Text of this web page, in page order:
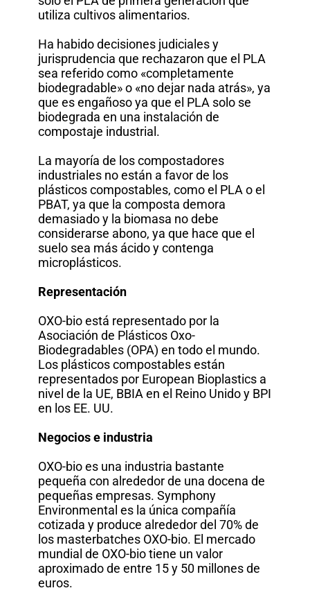
utiliza cultivos alimentarios.
Ha habido decisiones judiciales y
jurisprudencia que rechazaron que el PLA
sea referido como «completamente
biodegradable» o «no dejar nada atrás», ya
que es engañoso ya que el PLA solo se
biodegrada en una instalación de
compostaje industrial.
La mayoría de los compostadores
industriales no están a favor de los
plásticos compostables, como el PLA o el
PBAT, ya que la composta demora
demasiado y la biomasa no debe
considerarse abono, ya que hace que el
suelo sea más ácido y contenga
microplásticos.
Representación
OXO-bio está representado por la
Asociación de Plásticos Oxo-
Biodegradables (OPA) en todo el mundo.
Los plásticos compostables están
representados por European Bioplastics a
nivel de la UE, BBIA en el Reino Unido y BPI
en los EE. UU.
Negocios e industria
OXO-bio es una industria bastante
pequeña con alrededor de una docena de
pequeñas empresas. Symphony
Environmental es la única compañía
cotizada y produce alrededor del 70% de
los masterbatches OXO-bio. El mercado
mundial de OXO-bio tiene un valor
aproximado de entre 15 y 50 millones de
euros.